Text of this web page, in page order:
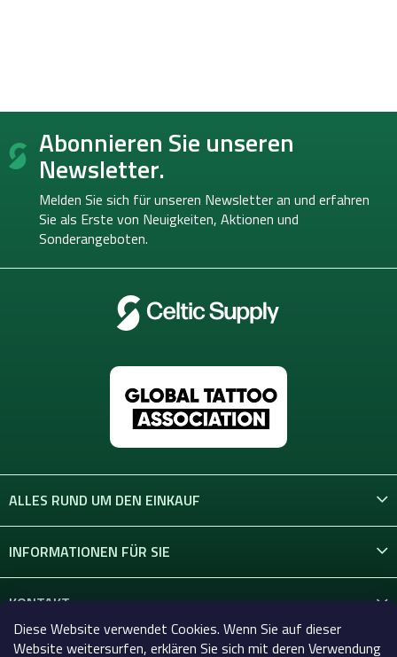
Diese Website verwendet Cookies. Wenn Sie auf dieser
Website weitersurfen, erklären Sie sich mit deren Verwendung
F
ß Abonnieren Sie unseren
Newsletter.
Melden Sie sich für unseren Newsletter an und erfahren
Sie als Erste von Neuigkeiten, Aktionen und
Sonderangeboten.
ALLES RUND UM DEN EINKAUF
INFORMATIONEN FÜR SIE
KONTAKT